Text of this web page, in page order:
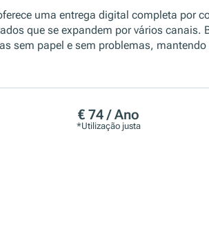
uma entrega digital completa por
que se expandem por vários
sem papel e sem problemas,
€ 74 / Ano
*Utilização justa